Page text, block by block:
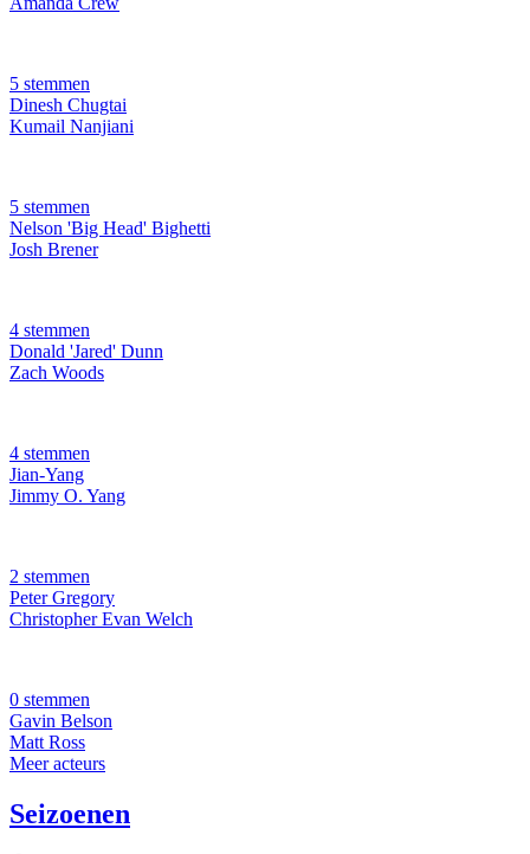
5 stemmen
Dinesh Chugtai
Kumail Nanjiani
5 stemmen
Nelson 'Big Head' Bighetti
Josh Brener
4 stemmen
Donald 'Jared' Dunn
Zach Woods
4 stemmen
Jian-Yang
Jimmy O. Yang
2 stemmen
Peter Gregory
Christopher Evan Welch
0 stemmen
Gavin Belson
Matt Ross
Meer acteurs
Seizoenen